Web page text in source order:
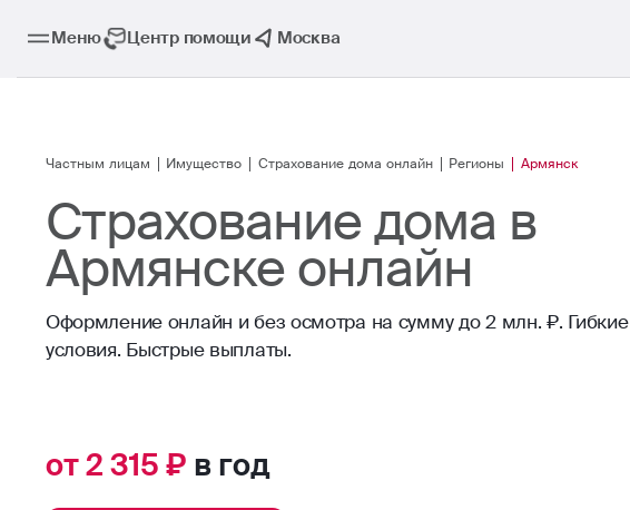
Меню Центр помощи Москва
Частным лицам Имущество Страхование дома онлайн Регионы Армянск
Страхование дома в
Армянске онлайн
Оформление онлайн и без осмотра на сумму до 2 млн. ₽. Гибкие
условия. Быстрые выплаты.
от 2 315 ₽ в год